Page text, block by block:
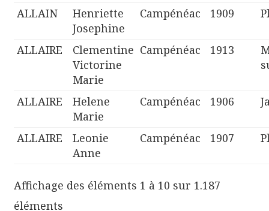
ALLAIN
Henriette
Josephine
Campénéac 1909
ALLAIRE
Clementine
Victorine
Marie
Campénéac 1913
ALLAIRE
Helene
Marie
Campénéac 1906
ALLAIRE
Leonie
Anne
Campénéac 1907
Affichage des éléments 1 à 10 sur 1.187
éléments